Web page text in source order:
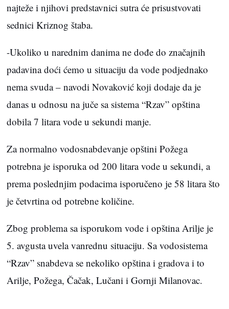
najteže i njihovi predstavnici sutra će prisustvovati
sednici Kriznog štaba.
-Ukoliko u narednim danima ne dođe do značajnih
padavina doći ćemo u situaciju da vode podjednako
nema svuda – navodi Novaković koji dodaje da je
danas u odnosu na juče sa sistema “Rzav” opština
dobila 7 litara vode u sekundi manje.
Za normalno vodosnabdevanje opštini Požega
potrebna je isporuka od 200 litara vode u sekundi, a
prema poslednjim podacima isporučeno je 58 litara što
je četvrtina od potrebne količine.
Zbog problema sa isporukom vode i opština Arilje je
5. avgusta uvela vanrednu situaciju. Sa vodosistema
“Rzav” snabdeva se nekoliko opština i gradova i to
Arilje, Požega, Čačak, Lučani i Gornji Milanovac.